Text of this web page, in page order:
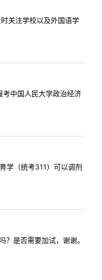
关注学校以及外国语学
中国人民大学政治经济
学（统考311）可以调剂
是否需要加试，谢谢。